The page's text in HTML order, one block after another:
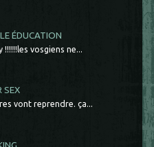
ÉDUCATION
vosgiens ne...
SEX
vont reprendre. ça...